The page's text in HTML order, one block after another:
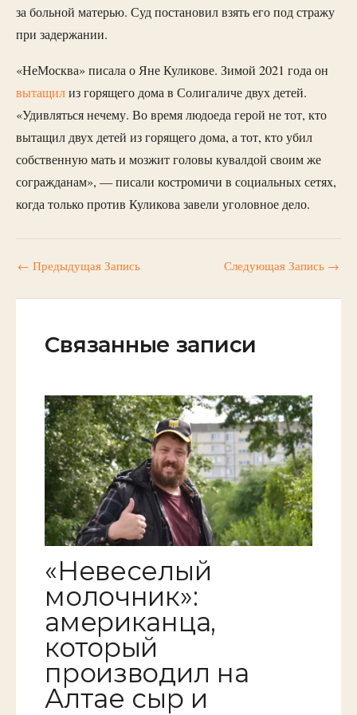
за больной матерью. Суд постановил взять его под стражу
при задержании.
«НеМосква» писала о Яне Куликове. Зимой 2021 года он
вытащилиз горящего дома в Солигаличе двух детей.
«Удивляться нечему. Во время людоеда герой не тот, кто
вытащил двух детей из горящего дома, а тот, кто убил
собственную мать и мозжит головы кувалдой своим же
согражданам», — писали костромичи в социальных сетях,
когда только против Куликова завели уголовное дело.
← Предыдущая Запись Следующая Запись →
Связанные записи
«Невеселый
молочник»:
американца,
который
производил на
Алтае сыр и